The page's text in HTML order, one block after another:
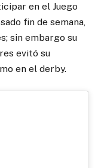
en el Juego
fin de semana,
sin embargo su
evitó su
en el derby.